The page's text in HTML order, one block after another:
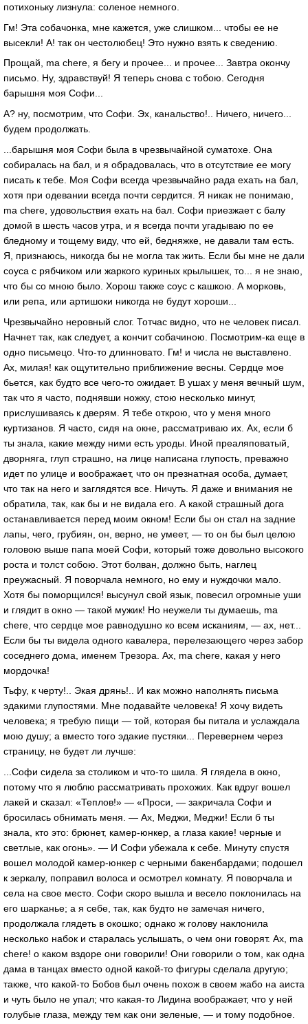
потихоньку лизнула: соленое немного.
Гм! Эта собачонка, мне кажется, уже слишком... чтобы ее не
высекли! А! так он честолюбец! Это нужно взять к сведению.
Прощай, ma chere, я бегу и прочее... и прочее... Завтра окончу
письмо. Ну, здравствуй! Я теперь снова с тобою. Сегодня
барышня моя Софи...
А? ну, посмотрим, что Софи. Эх, канальство!.. Ничего, ничего...
будем продолжать.
...барышня моя Софи была в чрезвычайной суматохе. Она
собиралась на бал, и я обрадовалась, что в отсутствие ее могу
писать к тебе. Моя Софи всегда чрезвычайно рада ехать на бал,
хотя при одевании всегда почти сердится. Я никак не понимаю,
ma chere, удовольствия ехать на бал. Софи приезжает с балу
домой в шесть часов утра, и я всегда почти угадываю по ее
бледному и тощему виду, что ей, бедняжке, не давали там есть.
Я, признаюсь, никогда бы не могла так жить. Если бы мне не дали
соуса с рябчиком или жаркого куриных крылышек, то... я не знаю,
что бы со мною было. Хорош также соус с кашкою. А морковь,
или репа, или артишоки никогда не будут хороши...
Чрезвычайно неровный слог. Тотчас видно, что не человек писал.
Начнет так, как следует, а кончит собачиною. Посмотрим-ка еще в
одно письмецо. Что-то длинновато. Гм! и числа не выставлено.
Ах, милая! как ощутительно приближение весны. Сердце мое
бьется, как будто все чего-то ожидает. В ушах у меня вечный шум,
так что я часто, поднявши ножку, стою несколько минут,
прислушиваясь к дверям. Я тебе открою, что у меня много
куртизанов. Я часто, сидя на окне, рассматриваю их. Ах, если б
ты знала, какие между ними есть уроды. Иной преаляповатый,
дворняга, глуп страшно, на лице написана глупость, преважно
идет по улице и воображает, что он презнатная особа, думает,
что так на него и заглядятся все. Ничуть. Я даже и внимания не
обратила, так, как бы и не видала его. А какой страшный дога
останавливается перед моим окном! Если бы он стал на задние
лапы, чего, грубиян, он, верно, не умеет, — то он бы был целою
головою выше папа моей Софи, который тоже довольно высокого
роста и толст собою. Этот болван, должно быть, наглец
преужасный. Я поворчала немного, но ему и нуждочки мало.
Хотя бы поморщился! высунул свой язык, повесил огромные уши
и глядит в окно — такой мужик! Но неужели ты думаешь, ma
chere, что сердце мое равнодушно ко всем исканиям, — ах, нет...
Если бы ты видела одного кавалера, перелезающего через забор
соседнего дома, именем Трезора. Ах, ma chere, какая у него
мордочка!
Тьфу, к черту!.. Экая дрянь!.. И как можно наполнять письма
эдакими глупостями. Мне подавайте человека! Я хочу видеть
человека; я требую пищи — той, которая бы питала и услаждала
мою душу; а вместо того эдакие пустяки... Перевернем через
страницу, не будет ли лучше:
...Софи сидела за столиком и что-то шила. Я глядела в окно,
потому что я люблю рассматривать прохожих. Как вдруг вошел
лакей и сказал: «Теплов!» — «Проси, — закричала Софи и
бросилась обнимать меня. — Ах, Меджи, Меджи! Если б ты
знала, кто это: брюнет, камер-юнкер, а глаза какие! черные и
светлые, как огонь». — И Софи убежала к себе. Минуту спустя
вошел молодой камер-юнкер с черными бакенбардами; подошел
к зеркалу, поправил волоса и осмотрел комнату. Я поворчала и
села на свое место. Софи скоро вышла и весело поклонилась на
его шарканье; а я себе, так, как будто не замечая ничего,
продолжала глядеть в окошко; однако ж голову наклонила
несколько набок и старалась услышать, о чем они говорят. Ах, ma
chere! о каком вздоре они говорили! Они говорили о том, как одна
дама в танцах вместо одной какой-то фигуры сделала другую;
также, что какой-то Бобов был очень похож в своем жабо на аиста
и чуть было не упал; что какая-то Лидина воображает, что у ней
голубые глаза, между тем как они зеленые, — и тому подобное.